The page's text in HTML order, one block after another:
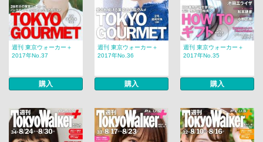
週刊 東京ウォーカー＋
2017年No.37
購入
週刊 東京ウォーカー＋
2017年No.36
購入
週刊 東京ウォーカー＋
2017年No.35
購入